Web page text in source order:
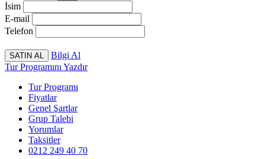
İsim
E-mail
Telefon
Bilgi Al
Tur Programını Yazdır
Tur Programı
Fiyatlar
Genel Şartlar
Grup Talebi
Yorumlar
Taksitler
0212 249 40 70